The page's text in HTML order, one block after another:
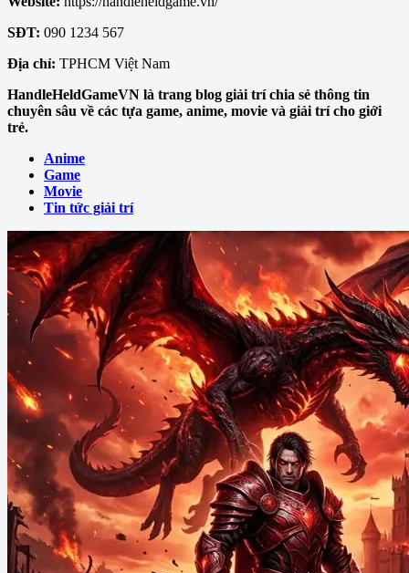
SĐT: 090 1234 567
Địa chỉ: TPHCM Việt Nam
HandleHeldGameVN là trang blog giải trí chia sẻ thông tin
chuyên sâu về các tựa game, anime, movie và giải trí cho giới
trẻ.
Anime
Game
Movie
Tin tức giải trí